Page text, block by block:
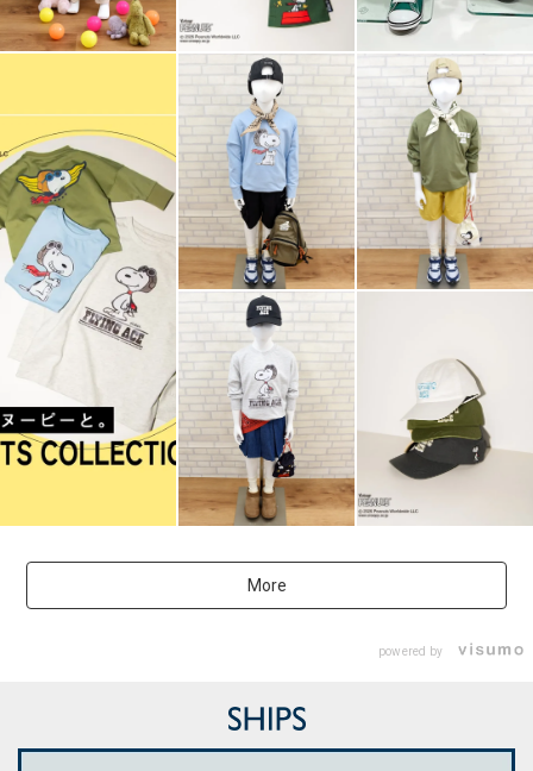
More
powered by